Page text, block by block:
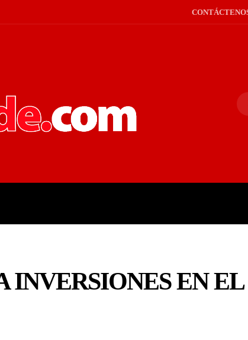
INVERSIONES EN EL